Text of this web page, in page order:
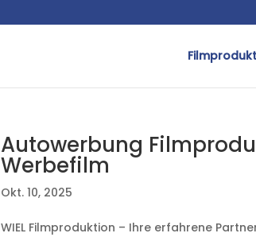
Autowerbung
Werbefilm
Okt. 10, 2025
WIEL Filmproduktion – Ihre erfahrene